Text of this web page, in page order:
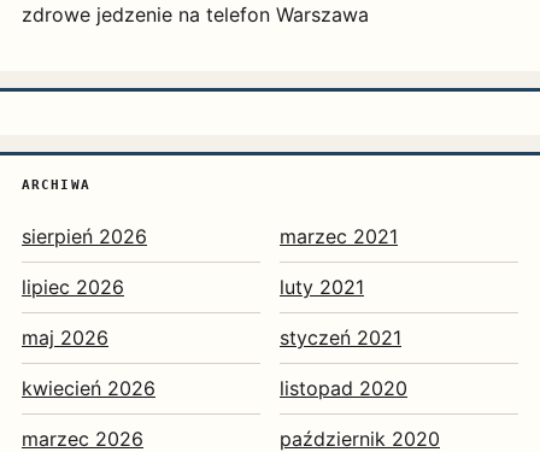
zdrowe jedzenie na telefon Warszawa
ARCHIWA
sierpień 2026
lipiec 2026
maj 2026
kwiecień 2026
marzec 2026
marzec 2021
luty 2021
styczeń 2021
listopad 2020
październik 2020